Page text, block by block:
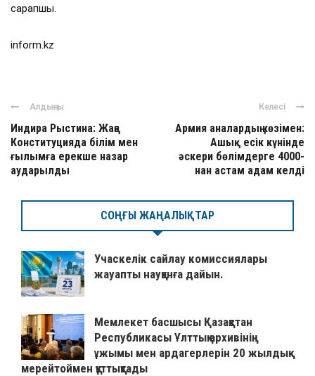
сарапшы.
inform.kz
Алдыңғы
Индира Рыстина: Жаңа
Конституцияда білім мен
ғылымға ерекше назар
аударылды
Келесі
Армия аналардың көзімен:
Ашық есік күнінде
әскери бөлімдерге 4000-
нан астам адам келді
СОҢҒЫ ЖАҢАЛЫҚТАР
Учаскелік сайлау комиссиялары
жауапты науқанға дайын.
Мемлекет басшысы Қазақстан
Республикасы Ұлттық архивінің
ұжымы мен ардагерлерін 20 жылдық
мерейтоймен құттықтады